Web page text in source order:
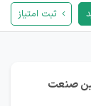
ثبت امتیاز
صنعت